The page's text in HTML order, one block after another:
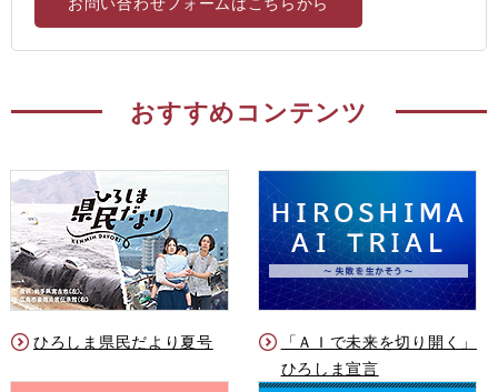
おすすめコンテンツ
ひろしま県民だより夏号
「ＡＩで未来を切り開く」
ひろしま宣言